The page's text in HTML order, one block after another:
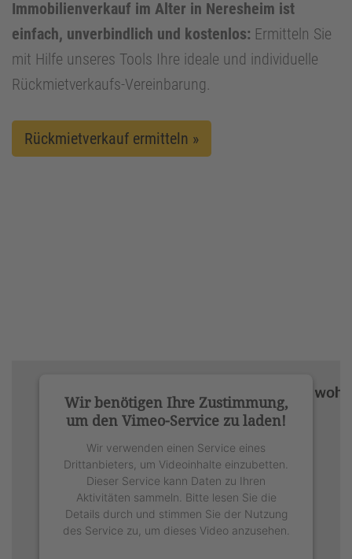
Immobilienverkauf im Alter in Neresheim ist
einfach, unverbindlich und kostenlos: Ermitteln Sie
mit Hilfe unseres Tools Ihre ideale und individuelle
Rückmietverkaufs-Vereinbarung.
Rückmietverkauf ermitteln »
Wir benötigen Ihre Zustimmung,
um den Vimeo-Service zu laden!
Wir verwenden einen Service eines
Drittanbieters, um Videoinhalte einzubetten.
Dieser Service kann Daten zu Ihren
Aktivitäten sammeln. Bitte lesen Sie die
Details durch und stimmen Sie der Nutzung
des Service zu, um dieses Video anzusehen.